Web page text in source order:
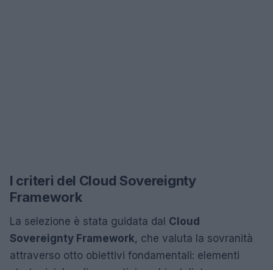
I criteri del Cloud Sovereignty
Framework
La selezione è stata guidata dal Cloud
Sovereignty Framework, che valuta la sovranità
attraverso otto obiettivi fondamentali: elementi